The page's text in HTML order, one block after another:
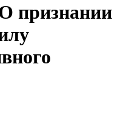
признании